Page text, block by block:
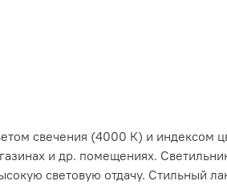
свечения (4000 К) и индексом
и др. помещениях.
световую отдачу. Стильный